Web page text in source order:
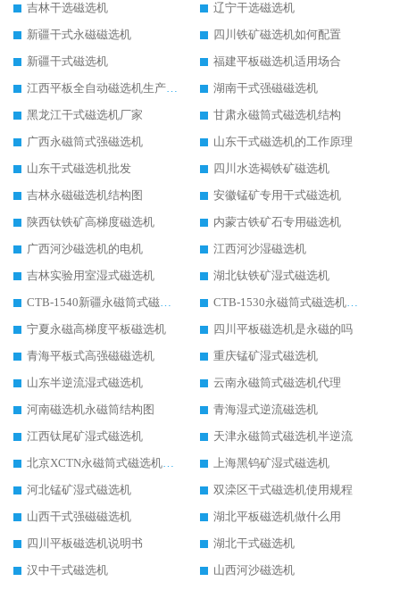
吉林干选磁选机
辽宁干选磁选机
新疆干式永磁磁选机
四川铁矿磁选机如何配置
新疆干式磁选机
福建平板磁选机适用场合
江西平板全自动磁选机生产厂家
湖南干式强磁磁选机
黑龙江干式磁选机厂家
甘肃永磁筒式磁选机结构
广西永磁筒式强磁选机
山东干式磁选机的工作原理
山东干式磁选机批发
四川水选褐铁矿磁选机
吉林永磁磁选机结构图
安徽锰矿专用干式磁选机
陕西钛铁矿高梯度磁选机
内蒙古铁矿石专用磁选机
广西河沙磁选机的电机
江西河沙湿磁选机
吉林实验用室湿式磁选机
湖北钛铁矿湿式磁选机
CTB-1540新疆永磁筒式磁选机
CTB-1530永磁筒式磁选机代理商
宁夏永磁高梯度平板磁选机
四川平板磁选机是永磁的吗
青海平板式高强磁磁选机
重庆锰矿湿式磁选机
山东半逆流湿式磁选机
云南永磁筒式磁选机代理
河南磁选机永磁筒结构图
青海湿式逆流磁选机
江西钛尾矿湿式磁选机
天津永磁筒式磁选机半逆流
北京XCTN永磁筒式磁选机磁块位置
上海黑钨矿湿式磁选机
河北锰矿湿式磁选机
双滦区干式磁选机使用规程
山西干式强磁磁选机
湖北平板磁选机做什么用
四川平板磁选机说明书
湖北干式磁选机
汉中干式磁选机
山西河沙磁选机